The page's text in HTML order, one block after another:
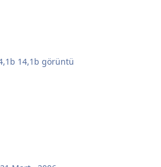
14,1b görüntü